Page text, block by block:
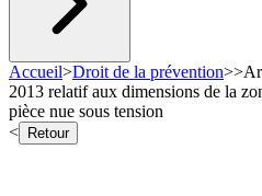
Accueil>Droit de la prévention>>
2013 relatif aux dimensions de la
pièce nue sous tension
<
Retour